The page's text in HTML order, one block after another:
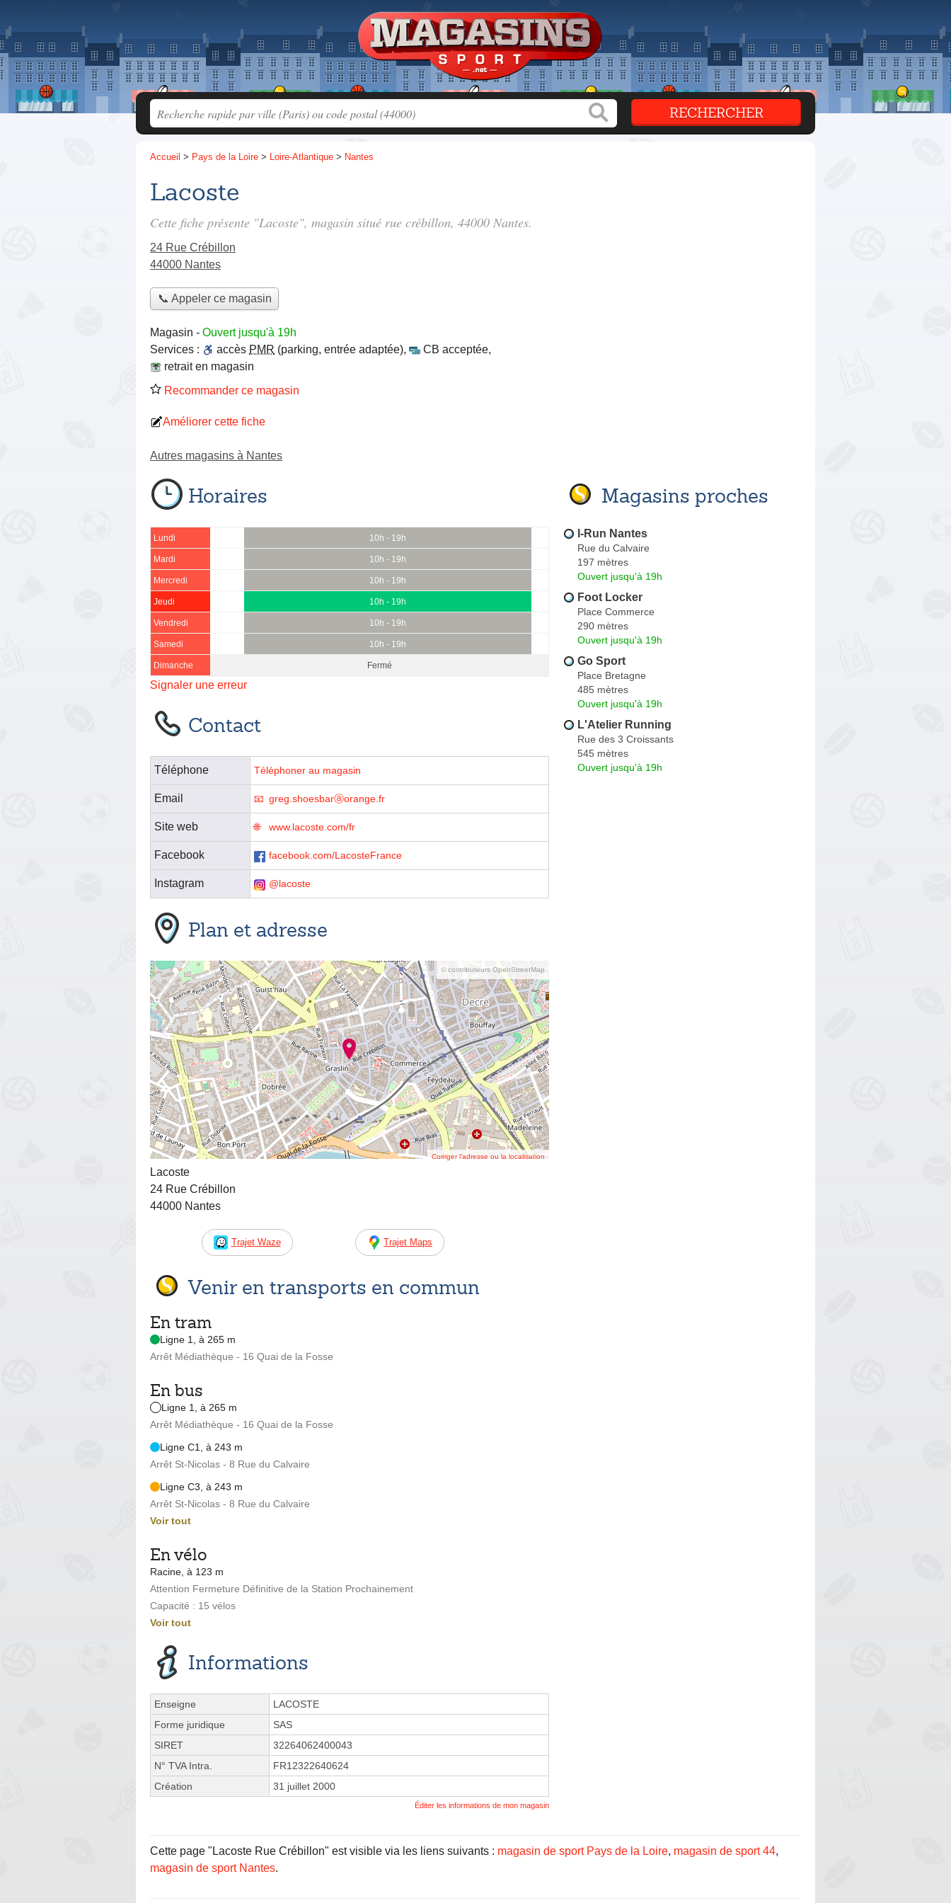
Accueil > Pays de la Loire > Loire-Atlantique > Nantes
Lacoste
Cette fiche présente "Lacoste", magasin situé rue crébillon, 44000 Nantes.
24 Rue Crébillon
44000 Nantes
📞 Appeler ce magasin
Magasin - Ouvert jusqu'à 19h
Services :
accès PMR (parking, entrée adaptée), CB acceptée,
retrait en magasin
Recommander ce magasin
Améliorer cette fiche
Autres magasins à Nantes
Horaires
Lundi 10h - 19h
Mardi 10h - 19h
Mercredi 10h - 19h
Jeudi 10h - 19h
Vendredi 10h - 19h
Samedi 10h - 19h
Dimanche Fermé
Signaler une erreur
Contact
Téléphone Téléphoner au magasin
Email greg.shoesbarⓐorange.fr
Site web www.lacoste.com/fr
Facebook facebook.com/LacosteFrance
Instagram @lacoste
Plan et adresse
© contributeurs OpenStreetMap
Corriger l’adresse ou la localisation
Lacoste
24 Rue Crébillon
44000 Nantes
Trajet Waze Trajet Maps
Venir en transports en commun
En tram
Ligne 1, à 265 m
Arrêt Médiathèque - 16 Quai de la Fosse
En bus
Ligne 1, à 265 m
Arrêt Médiathèque - 16 Quai de la Fosse
Ligne C1, à 243 m
Arrêt St-Nicolas - 8 Rue du Calvaire
Ligne C3, à 243 m
Arrêt St-Nicolas - 8 Rue du Calvaire
Voir tout
En vélo
Racine, à 123 m
Attention Fermeture Définitive de la Station Prochainement
Capacité : 15 vélos
Voir tout
Informations
Enseigne
LACOSTE
Forme juridique
SAS
SIRET
32264062400043
N° TVA Intra.
FR12322640624
Création
31 juillet 2000
Éditer les informations de mon magasin
Magasins proches
I-Run Nantes
Rue du Calvaire
197 mètres
Ouvert jusqu'à 19h
Foot Locker
Place Commerce
290 mètres
Ouvert jusqu'à 19h
Go Sport
Place Bretagne
485 mètres
Ouvert jusqu'à 19h
L'Atelier Running
Rue des 3 Croissants
545 mètres
Ouvert jusqu'à 19h
Cette page "Lacoste Rue Crébillon" est visible via les liens suivants : magasin de sport Pays de la Loire, magasin de sport 44,
magasin de sport Nantes.